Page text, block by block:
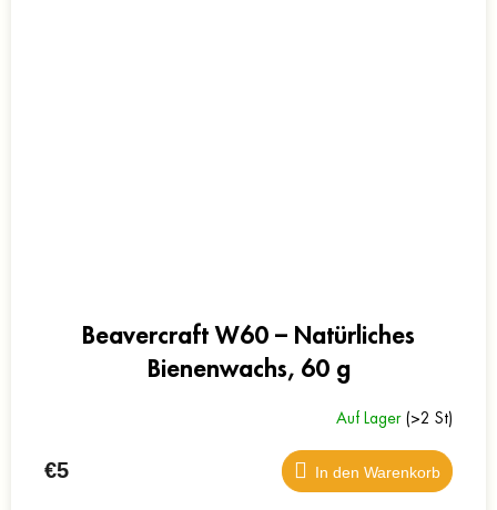
Beavercraft W60 – Natürliches
Bienenwachs, 60 g
Auf Lager (>2 St)
€5 In den Warenkorb